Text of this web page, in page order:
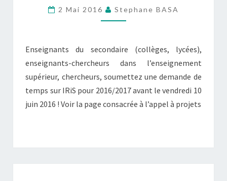
IRIS
POUR
EST
OUVERT
!
2 Mai 2016 Stephane BASA
Enseignants du secondaire (collèges, lycées),
enseignants-chercheurs dans l’enseignement
supérieur, chercheurs, soumettez une demande de
temps sur IRiS pour 2016/2017 avant le vendredi 10
juin 2016 ! Voir la page consacrée à l’appel à projets